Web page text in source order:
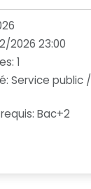
2026 23:00
1
Service public /
Bac+2